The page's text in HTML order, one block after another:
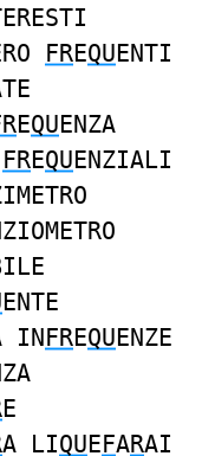
FREQUENTI
EQUENZA
FREQUENZIALI
ENTE
INFREQUENZE
E
A LIQUEFARAI